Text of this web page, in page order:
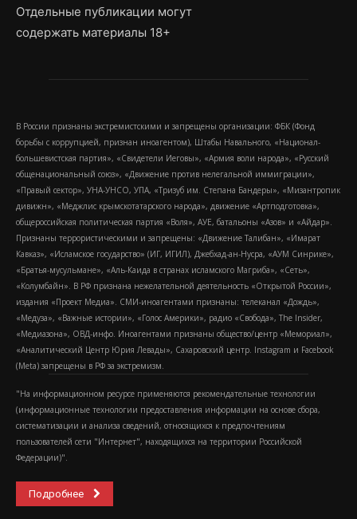
Отдельные публикации могут
содержать материалы 18+
В России признаны экстремистскими и запрещены организации: ФБК (Фонд
борьбы с коррупцией, признан иноагентом), Штабы Навального, «Национал-
большевистская партия», «Свидетели Иеговы», «Армия воли народа», «Русский
общенациональный союз», «Движение против нелегальной иммиграции»,
«Правый сектор», УНА-УНСО, УПА, «Тризуб им. Степана Бандеры», «Мизантропик
дивижн», «Меджлис крымскотатарского народа», движение «Артподготовка»,
общероссийская политическая партия «Воля», АУЕ, батальоны «Азов» и «Айдар».
Признаны террористическими и запрещены: «Движение Талибан», «Имарат
Кавказ», «Исламское государство» (ИГ, ИГИЛ), Джебхад-ан-Нусра, «АУМ Синрике»,
«Братья-мусульмане», «Аль-Каида в странах исламского Магриба», «Сеть»,
«Колумбайн». В РФ признана нежелательной деятельность «Открытой России»,
издания «Проект Медиа». СМИ-иноагентами признаны: телеканал «Дождь»,
«Медуза», «Важные истории», «Голос Америки», радио «Свобода», The Insider,
«Медиазона», ОВД-инфо. Иноагентами признаны общество/центр «Мемориал»,
«Аналитический Центр Юрия Левады», Сахаровский центр. Instagram и Facebook
(Metа) запрещены в РФ за экстремизм.
"На информационном ресурсе применяются рекомендательные технологии
(информационные технологии предоставления информации на основе сбора,
систематизации и анализа сведений, относящихся к предпочтениям
пользователей сети "Интернет", находящихся на территории Российской
Федерации)".
Подробнее